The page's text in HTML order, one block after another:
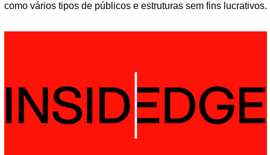
como vários tipos de públicos e estruturas sem fins lucrativos.